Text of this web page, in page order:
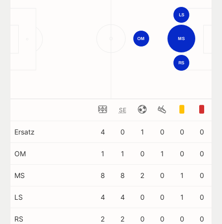
MS
LS
RS
OM
SE
Ersatz 4 0 1 0 0 0
OM 1 1 0 1 0 0
MS 8 8 2 0 1 0
LS 4 4 0 0 1 0
RS 2 2 0 0 0 0